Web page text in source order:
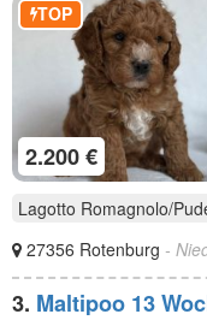
2.200 €
TOP
Lagotto Romagnolo/
27356 Rotenburg -
3. Maltipoo 13